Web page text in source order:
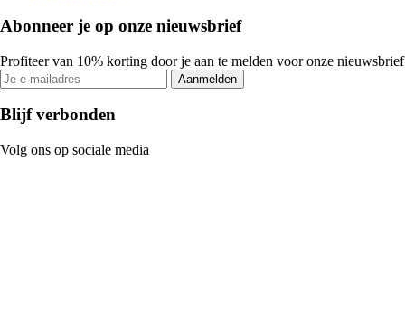
Abonneer je op onze nieuwsbrief
Profiteer van 10% korting door je aan te melden voor onze nieuwsbrief
Aanmelden
Blijf verbonden
Volg ons op sociale media